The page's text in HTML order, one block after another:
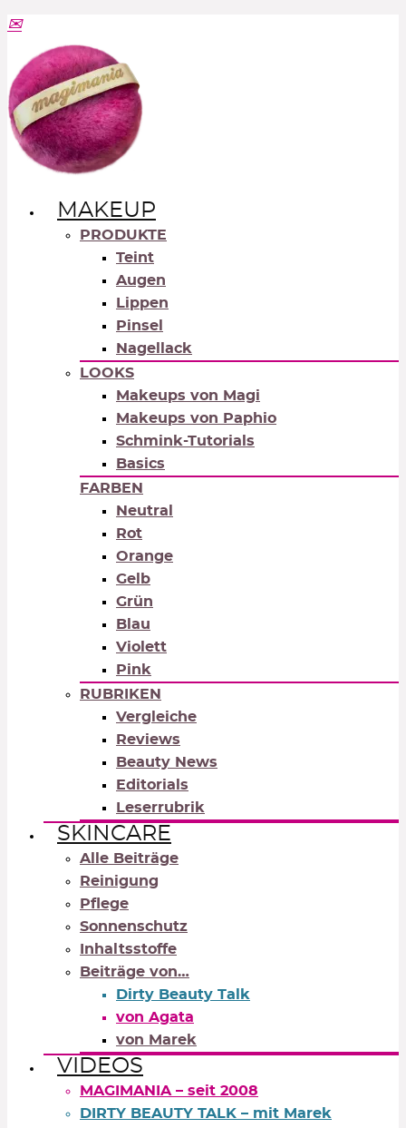
MAKEUP
PRODUKTE
Teint
Augen
Lippen
Pinsel
Nagellack
LOOKS
Makeups von Magi
Makeups von Paphio
Schmink-Tutorials
Basics
FARBEN
Neutral
Rot
Orange
Gelb
Grün
Blau
Violett
Pink
RUBRIKEN
Vergleiche
Reviews
Beauty News
Editorials
Leserrubrik
SKINCARE
Alle Beiträge
Reinigung
Pflege
Sonnenschutz
Inhaltsstoffe
Beiträge von…
Dirty Beauty Talk
von Agata
von Marek
VIDEOS
MAGIMANIA – seit 2008
DIRTY BEAUTY TALK – mit Marek